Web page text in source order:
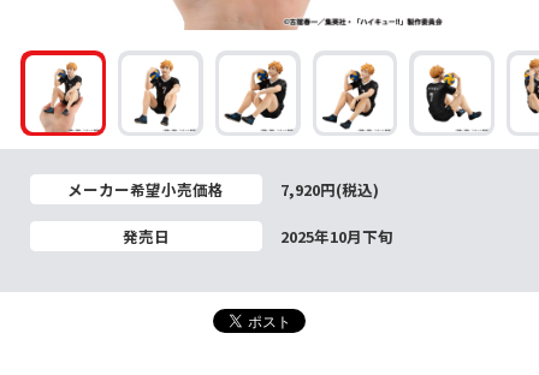
メーカー希望小売価格 7,920円(税込)
発売日 2025年10月下旬